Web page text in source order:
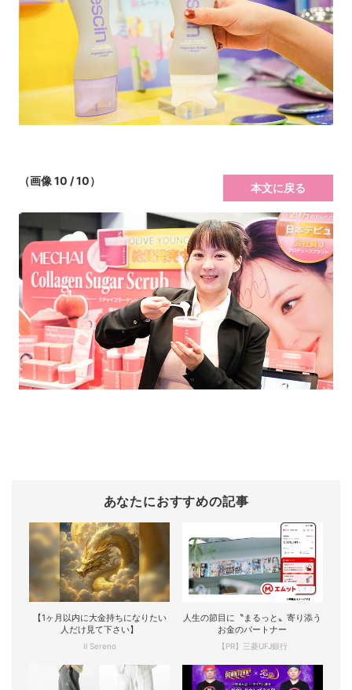
（画像 10 / 10）
本文に戻る
あなたにおすすめの記事
【1ヶ月以内に大金持ちになりたい
人だけ見て下さい】
Il Sereno
人生の節目に〝まるっと〟寄り添う
お金のパートナー
【PR】三菱UFJ銀行